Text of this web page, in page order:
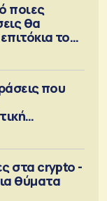
ποιες
θα
τον
που
στα crypto -
θύματα